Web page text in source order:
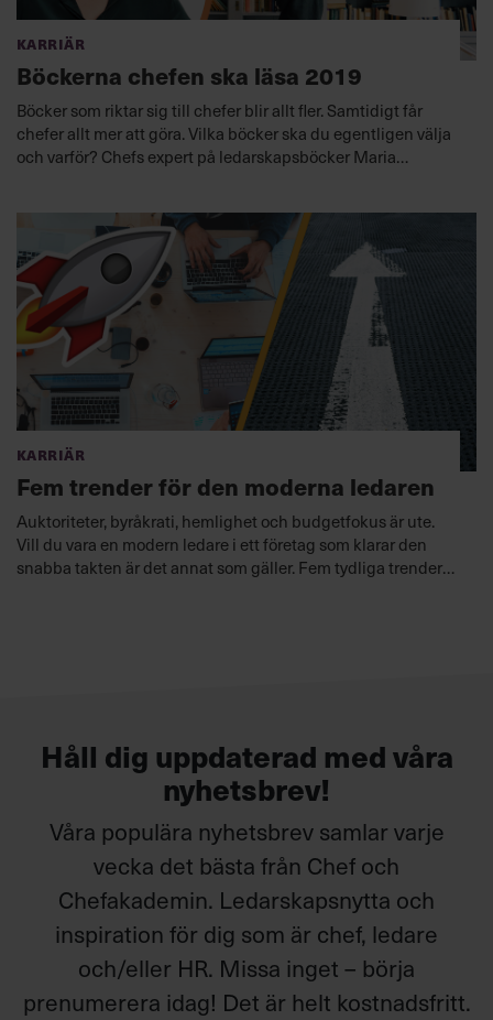
Karriär
Böckerna chefen ska läsa 2019
Böcker som riktar sig till chefer blir allt fler. Samtidigt får
chefer allt mer att göra. Vilka böcker ska du egentligen välja
och varför? Chefs expert på ledarskapsböcker Maria
Karriär
Fem trender för den moderna ledaren
Auktoriteter, byråkrati, hemlighet och budgetfokus är ute.
Vill du vara en modern ledare i ett företag som klarar den
snabba takten är det annat som gäller. Fem tydliga trender
Håll dig uppdaterad med våra
nyhetsbrev!
Våra populära nyhetsbrev samlar varje
vecka det bästa från Chef och
Chefakademin. Ledarskapsnytta och
inspiration för dig som är chef, ledare
och/eller HR. Missa inget – börja
prenumerera idag! Det är helt kostnadsfritt.